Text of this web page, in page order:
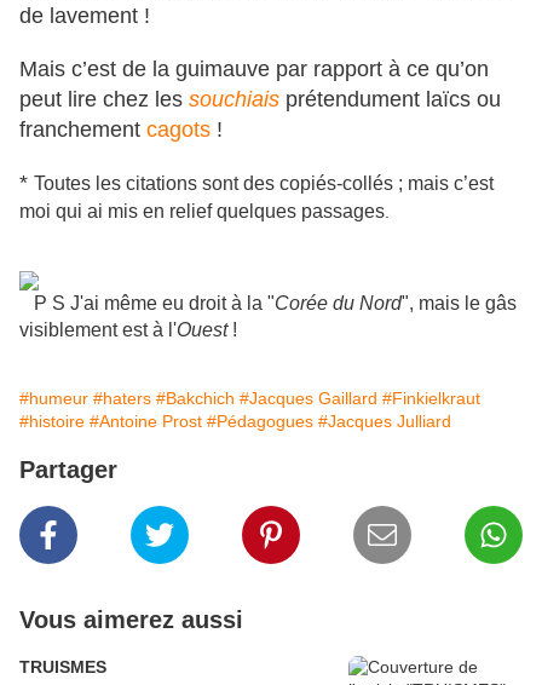
de lavement !
Mais c’est de la guimauve par rapport à ce qu’on
peut lire chez les souchiais prétendument laïcs ou
franchement cagots !
* Toutes les citations sont des copiés-collés ; mais c’est
moi qui ai mis en relief quelques passages
P S J'ai même eu droit à la "Corée du Nord", mais le gâs
visiblement est à l'Ouest!
#humeur #haters #Bakchich #Jacques Gaillard #Finkielkraut
#histoire #Antoine Prost #Pédagogues #Jacques Julliard
Partager
Vous aimerez aussi
TRUISMES